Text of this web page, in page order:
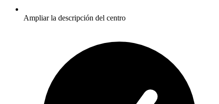
Ampliar la descripción del centro